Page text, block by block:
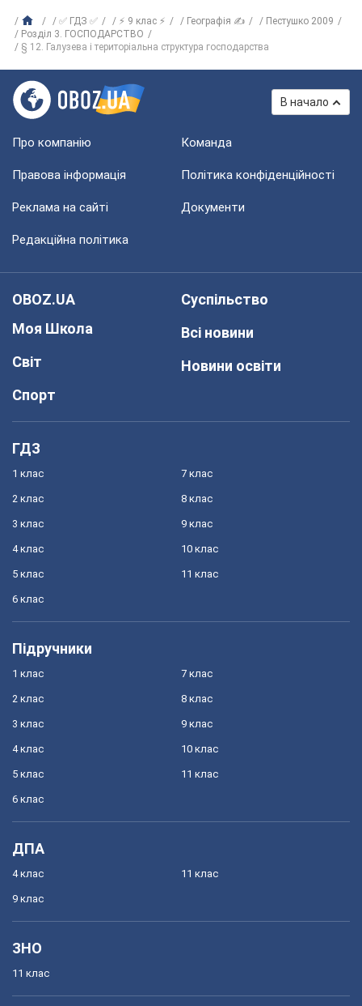
✅ ГДЗ ✅ ⚡ 9 клас ⚡ Географія ✍
Пестушко 2009
Розділ 3. ГОСПОДАРСТВО
§ 12. Галузева і територіальна структура господарства
В начало
Про компанію Команда
Правова інформація Політика конфіденційності
Реклама на сайті Документи
Редакційна політика
OBOZ.UA
Моя Школа
Світ
Спорт
Суспільство
Всі новини
Новини освіти
ГДЗ
1 клас
2 клас
3 клас
4 клас
5 клас
6 клас
7 клас
8 клас
9 клас
10 клас
11 клас
Підручники
1 клас
2 клас
3 клас
4 клас
5 клас
6 клас
7 клас
8 клас
9 клас
10 клас
11 клас
ДПА
4 клас
9 клас
11 клас
ЗНО
11 клас